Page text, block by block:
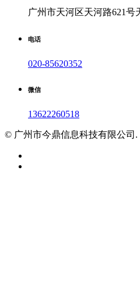
广州市天河区天河路621号
电话
020-85620352
微信
13622260518
© 广州市今鼎信息科技有限公司.